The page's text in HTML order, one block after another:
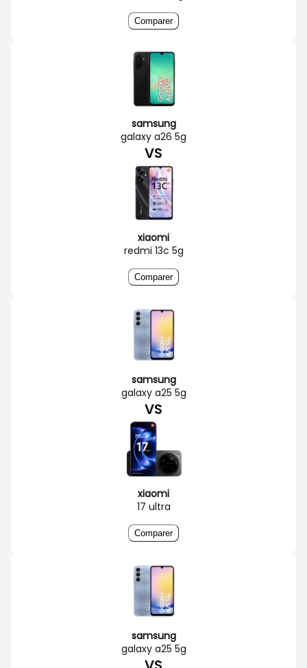
Comparer
samsung
galaxy a26 5g
VS
xiaomi
redmi 13c 5g
Comparer
samsung
galaxy a25 5g
VS
xiaomi
17 ultra
Comparer
samsung
galaxy a25 5g